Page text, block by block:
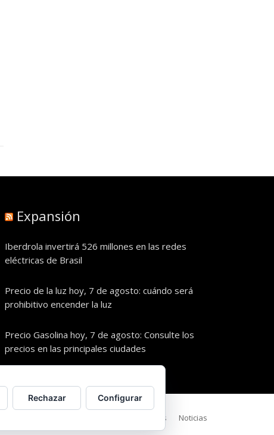
Expansión
Iberdrola invertirá 526 millones en las redes
eléctricas de Brasil
Precio de la luz hoy, 7 de agosto: cuándo será
prohibitivo encender la luz
Precio Gasolina hoy, 7 de agosto: Consulte los
precios en las principales ciudades
Política de cookies Noticias
Rechazar Configurar